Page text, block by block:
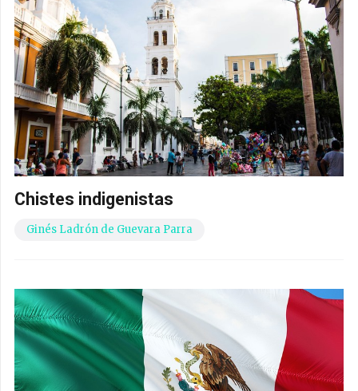
Chistes indigenistas
Ginés Ladrón de Guevara Parra